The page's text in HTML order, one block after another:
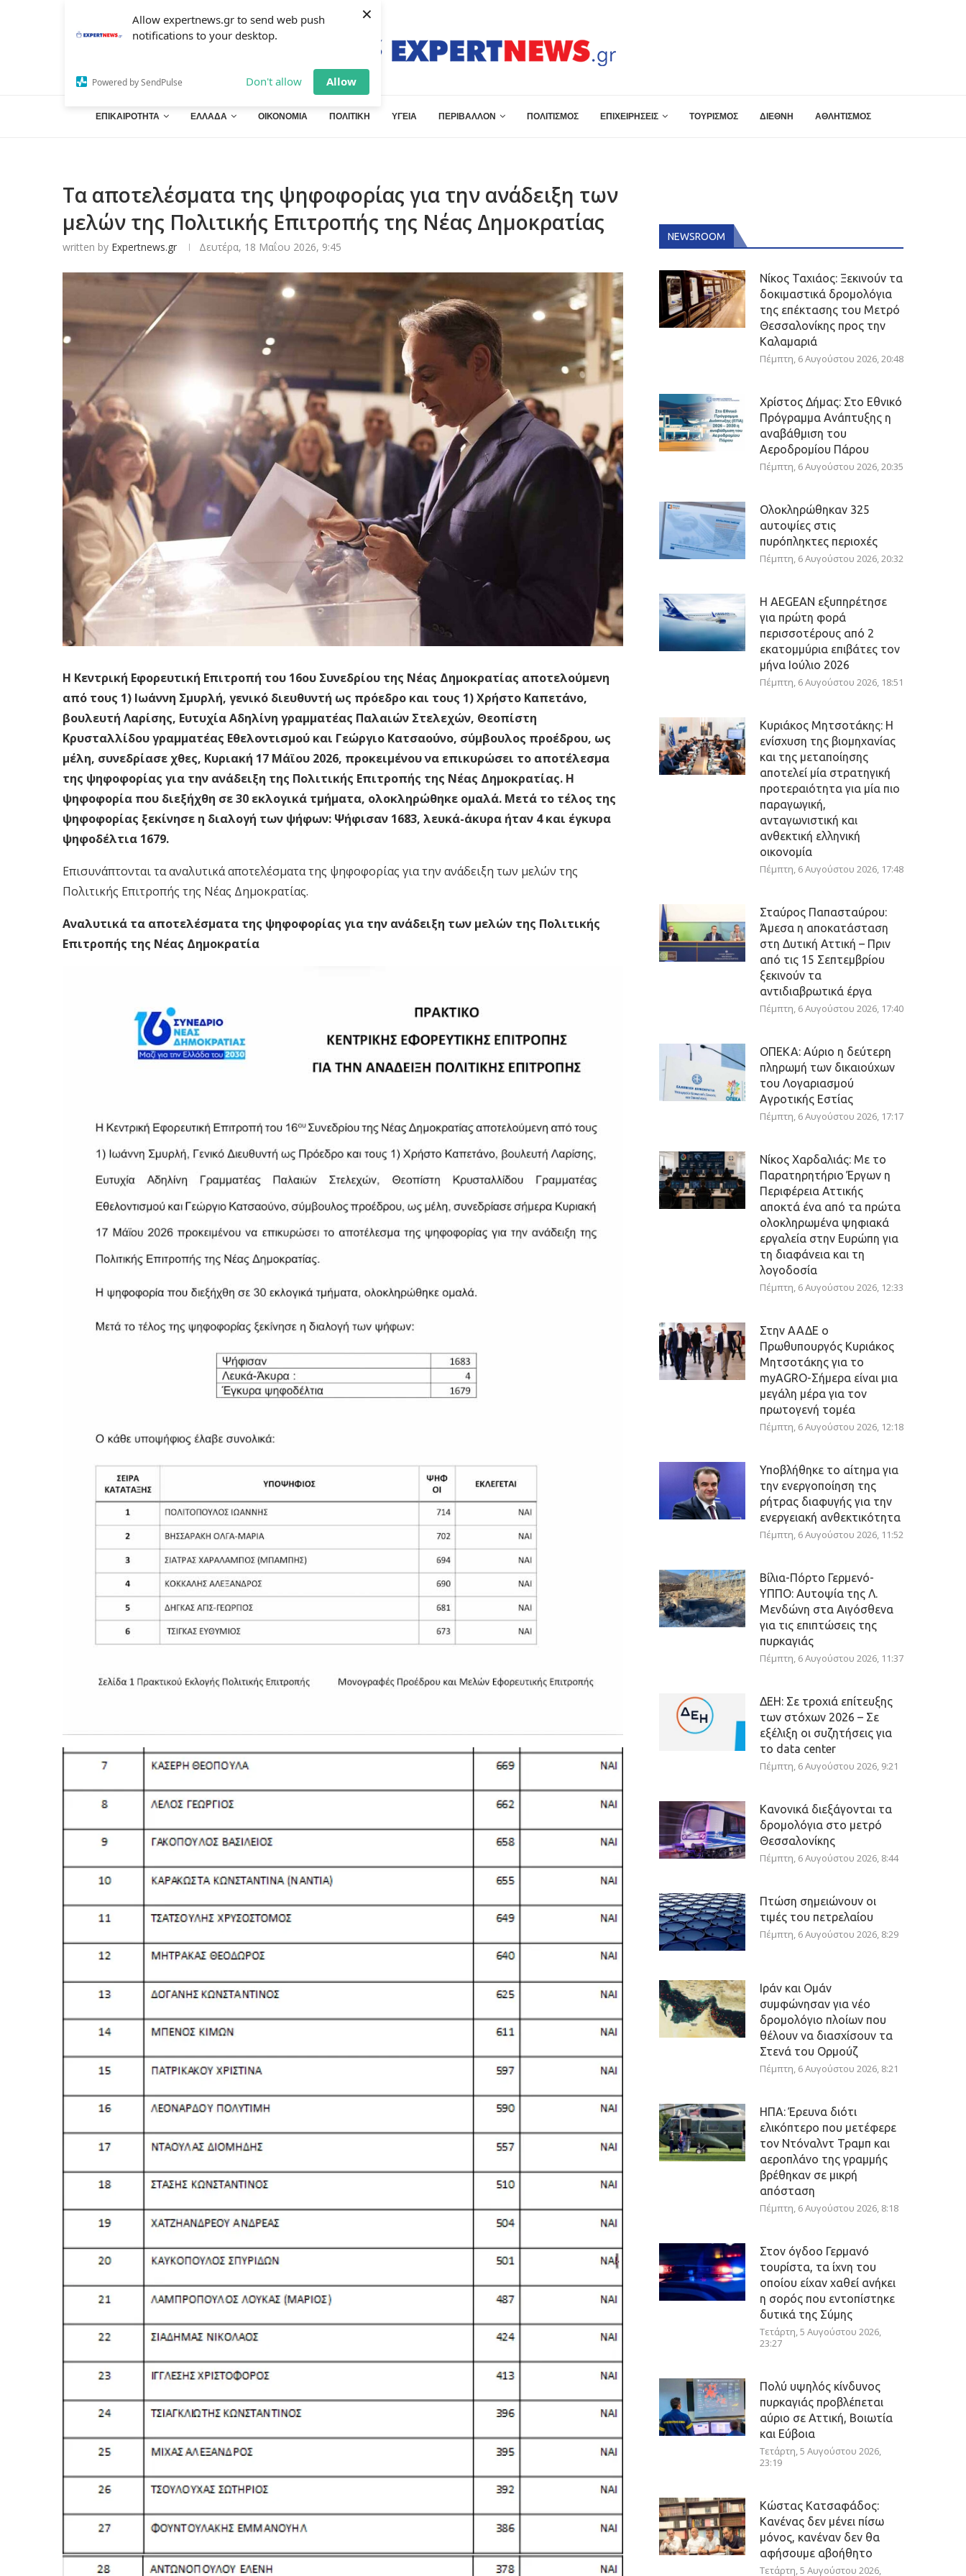
Allow expertnews.gr to send web push
notifications to your desktop.
Powered by SendPulse Don't allow Allow
×
ΕΠΙΚΑΙΡΟΤΗΤΑ ΕΛΛΑΔΑ ΟΙΚΟΝΟΜΙΑ ΠΟΛΙΤΙΚΗ ΥΓΕΙΑ ΠΕΡΙΒΑΛΛΟΝ ΠΟΛΙΤΙΣΜΟΣ ΕΠΙΧΕΙΡΗΣΕΙΣ ΤΟΥΡΙΣΜΟΣ ΔΙΕΘΝΗ ΑΘΛΗΤΙΣΜΟΣ
Τα αποτελέσματα της ψηφοφορίας για την ανάδειξη των
μελών της Πολιτικής Επιτροπής της Νέας Δημοκρατίας
written by Expertnews.gr Δευτέρα, 18 Μαΐου 2026, 9:45
Η Κεντρική Εφορευτική Επιτροπή του 16ου Συνεδρίου της Νέας Δημοκρατίας αποτελούμενη
από τους 1) Ιωάννη Σμυρλή, γενικό διευθυντή ως πρόεδρο και τους 1) Χρήστο Καπετάνο,
βουλευτή Λαρίσης, Ευτυχία Αδηλίνη γραμματέας Παλαιών Στελεχών, Θεοπίστη
Κρυσταλλίδου γραμματέας Εθελοντισμού και Γεώργιο Κατσαούνο, σύμβουλος προέδρου, ως
μέλη, συνεδρίασε χθες, Κυριακή 17 Μάϊου 2026, προκειμένου να επικυρώσει το αποτέλεσμα
της ψηφοφορίας για την ανάδειξη της Πολιτικής Επιτροπής της Νέας Δημοκρατίας. Η
ψηφοφορία που διεξήχθη σε 30 εκλογικά τμήματα, ολοκληρώθηκε ομαλά. Μετά το τέλος της
ψηφοφορίας ξεκίνησε η διαλογή των ψήφων: Ψήφισαν 1683, λευκά-άκυρα ήταν 4 και έγκυρα
ψηφοδέλτια 1679.
Επισυνάπτονται τα αναλυτικά αποτελέσματα της ψηφοφορίας για την ανάδειξη των μελών της
Πολιτικής Επιτροπής της Νέας Δημοκρατίας.
Αναλυτικά τα αποτελέσματα της ψηφοφορίας για την ανάδειξη των μελών της Πολιτικής
Επιτροπής της Νέας Δημοκρατία
NEWSROOM
Νίκος Ταχιάος: Ξεκινούν τα
δοκιμαστικά δρομολόγια
της επέκτασης του Μετρό
Θεσσαλονίκης προς την
Καλαμαριά
Πέμπτη, 6 Αυγούστου 2026, 20:48
Χρίστος Δήμας: Στο Εθνικό
Πρόγραμμα Ανάπτυξης η
αναβάθμιση του
Αεροδρομίου Πάρου
Πέμπτη, 6 Αυγούστου 2026, 20:35
Ολοκληρώθηκαν 325
αυτοψίες στις
πυρόπληκτες περιοχές
Πέμπτη, 6 Αυγούστου 2026, 20:32
Η AEGEAN εξυπηρέτησε
για πρώτη φορά
περισσοτέρους από 2
εκατομμύρια επιβάτες τον
μήνα Ιούλιο 2026
Πέμπτη, 6 Αυγούστου 2026, 18:51
Κυριάκος Μητσοτάκης: Η
ενίσχυση της βιομηχανίας
και της μεταποίησης
αποτελεί μία στρατηγική
προτεραιότητα για μία πιο
παραγωγική,
ανταγωνιστική και
ανθεκτική ελληνική
οικονομία
Πέμπτη, 6 Αυγούστου 2026, 17:48
Σταύρος Παπασταύρου:
Άμεσα η αποκατάσταση
στη Δυτική Αττική – Πριν
από τις 15 Σεπτεμβρίου
ξεκινούν τα
αντιδιαβρωτικά έργα
Πέμπτη, 6 Αυγούστου 2026, 17:40
ΟΠΕΚΑ: Αύριο η δεύτερη
πληρωμή των δικαιούχων
του Λογαριασμού
Αγροτικής Εστίας
Πέμπτη, 6 Αυγούστου 2026, 17:17
Νίκος Χαρδαλιάς: Με το
Παρατηρητήριο Έργων η
Περιφέρεια Αττικής
αποκτά ένα από τα πρώτα
ολοκληρωμένα ψηφιακά
εργαλεία στην Ευρώπη για
τη διαφάνεια και τη
λογοδοσία
Πέμπτη, 6 Αυγούστου 2026, 12:33
Στην ΑΑΔΕ ο
Πρωθυπουργός Κυριάκος
Μητσοτάκης για το
myAGRO-Σήμερα είναι μια
μεγάλη μέρα για τον
πρωτογενή τομέα
Πέμπτη, 6 Αυγούστου 2026, 12:18
Υποβλήθηκε το αίτημα για
την ενεργοποίηση της
ρήτρας διαφυγής για την
ενεργειακή ανθεκτικότητα
Πέμπτη, 6 Αυγούστου 2026, 11:52
Βίλια-Πόρτο Γερμενό-
ΥΠΠΟ: Αυτοψία της Λ.
Μενδώνη στα Αιγόσθενα
για τις επιπτώσεις της
πυρκαγιάς
Πέμπτη, 6 Αυγούστου 2026, 11:37
ΔΕΗ: Σε τροχιά επίτευξης
των στόχων 2026 – Σε
εξέλιξη οι συζητήσεις για
το data center
Πέμπτη, 6 Αυγούστου 2026, 9:21
Κανονικά διεξάγονται τα
δρομολόγια στο μετρό
Θεσσαλονίκης
Πέμπτη, 6 Αυγούστου 2026, 8:44
Πτώση σημειώνουν οι
τιμές του πετρελαίου
Πέμπτη, 6 Αυγούστου 2026, 8:29
Ιράν και Ομάν
συμφώνησαν για νέο
δρομολόγιο πλοίων που
θέλουν να διασχίσουν τα
Στενά του Ορμούζ
Πέμπτη, 6 Αυγούστου 2026, 8:21
ΗΠΑ: Έρευνα διότι
ελικόπτερο που μετέφερε
τον Ντόναλντ Τραμπ και
αεροπλάνο της γραμμής
βρέθηκαν σε μικρή
απόσταση
Πέμπτη, 6 Αυγούστου 2026, 8:18
Στον όγδοο Γερμανό
τουρίστα, τα ίχνη του
οποίου είχαν χαθεί ανήκει
η σορός που εντοπίστηκε
δυτικά της Σύμης
Τετάρτη, 5 Αυγούστου 2026,
23:27
Πολύ υψηλός κίνδυνος
πυρκαγιάς προβλέπεται
αύριο σε Αττική, Βοιωτία
και Εύβοια
Τετάρτη, 5 Αυγούστου 2026,
23:19
Κώστας Κατσαφάδος:
Κανένας δεν μένει πίσω
μόνος, κανέναν δεν θα
αφήσουμε αβοήθητο
Τετάρτη, 5 Αυγούστου 2026,